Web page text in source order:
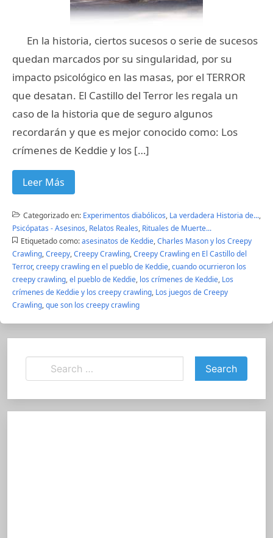
En la historia, ciertos sucesos o serie de sucesos
quedan marcados por su singularidad, por su
impacto psicológico en las masas, por el TERROR
que desatan. El Castillo del Terror les regala un
caso de la historia que de seguro algunos
recordarán y que es mejor conocido como: Los
crímenes de Keddie y los […]
Leer Más
Categorizado en: Experimentos diabólicos, La verdadera Historia de...,
Psicópatas - Asesinos, Relatos Reales, Rituales de Muerte...
Etiquetado como: asesinatos de Keddie,Charles Mason y los Creepy
Crawling,Creepy,Creepy Crawling,Creepy Crawling en El Castillo del
Terror,creepy crawling en el pueblo de Keddie,cuando ocurrieron los
creepy crawling,el pueblo de Keddie, los crímenes de Keddie, Los
crímenes de Keddie y los creepy crawling, Los juegos de Creepy
Crawling,que son los creepy crawling